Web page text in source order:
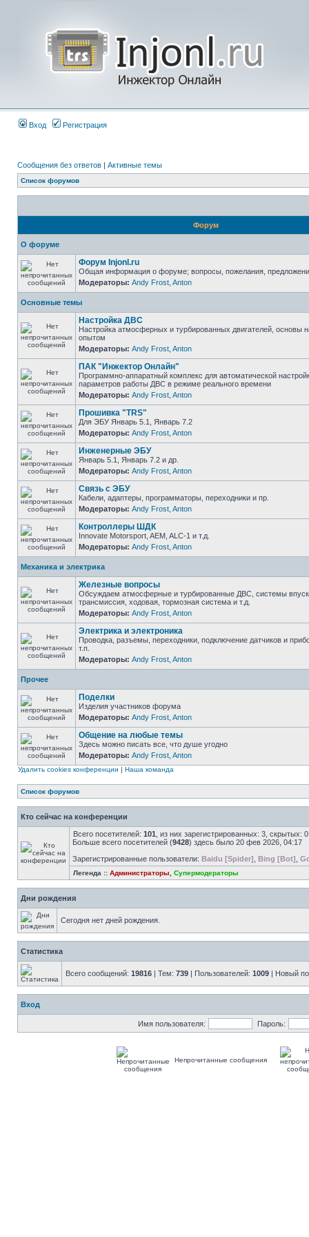
Вход Регистрация
Сообщения без ответов | Активные темы
Список форумов
Форум
О форуме
Форум Injonl.ru
Общая информация о форуме; вопросы, пожелания,
Модераторы: Andy Frost Anton
Основные темы
Настройка ДВС
Настройка атмосферных и турбированных двигателей, основы
опытом
Модераторы: Andy Frost Anton
ПАК "Инжектор Онлайн"
Программно-аппаратный комплекс для автоматической
параметров работы ДВС в режиме реального времени
Модераторы: Andy Frost Anton
Прошивка "TRS"
Для ЭБУ Январь 5.1, Январь 7.2
Модераторы: Andy Frost Anton
Инженерные ЭБУ
Январь 5.1, Январь 7.2 и др.
Модераторы: Andy Frost Anton
Связь с ЭБУ
Кабели, адаптеры, программаторы, переходники и пр.
Модераторы: Andy Frost Anton
Контроллеры ШДК
Innovate Motorsport, AEM, ALC-1 и т.д.
Модераторы: Andy Frost Anton
Механика и электрика
Железные вопросы
Обсуждаем атмосферные и турбированные ДВС, системы
трансмиссия, ходовая, тормозная система и т.д.
Модераторы: Andy Frost Anton
Электрика и электроника
Проводка, разъемы, переходники, подключение датчиков и
т.п.
Модераторы: Andy Frost Anton
Прочее
Поделки
Изделия участников форума
Модераторы: Andy Frost Anton
Общение на любые темы
Здесь можно писать все, что душе угодно
Модераторы: Andy Frost Anton
Удалить cookies конференции | Наша команда
Список форумов
Кто сейчас на конференции
Всего посетителей: 101 , из них зарегистрированных: 3, скрытых:
Больше всего посетителей (9428) здесь было 20 фев 2026, 04:17
Зарегистрированные пользователи: Baidu [Spider] Bing [Bot]
Легенда :: Администраторы Супермодераторы
Дни рождения
Сегодня нет дней рождения.
Статистика
Всего сообщений: 19816 | Тем: 739 | Пользователей: 1009 | Новый
Вход
Имя пользователя: Пароль:
Непрочитанные сообщения